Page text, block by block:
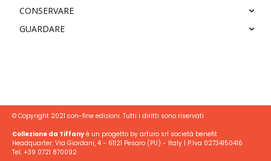
CONSERVARE
GUARDARE
© Copyright 2021 con-fine edizioni. Tutti i diritti sono riservati
Collezione da Tiffanyè un progetto by arturo srl società benefit
Headquarter: Via Giordani, 4 - 61121 Pesaro (PU) - Italy | P.Iva 02734150416
Tel. +39 0721 870092